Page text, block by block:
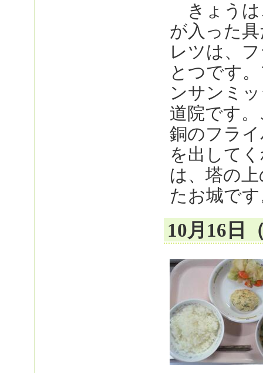
きょうは
が入った
レツは、
とつです
ンサンミ
道院です
銅のフラ
を出して
は、塔の
たお城で
10月16日